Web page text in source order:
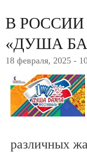
В РОССИИ
«ДУША
18 февраля, 2025 -
различных